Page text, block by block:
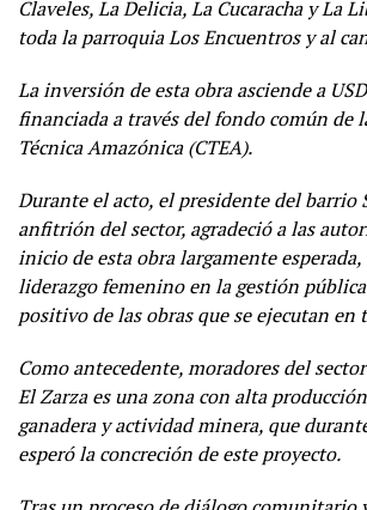
Claveles, La Delicia, La Cucaracha y La
toda la parroquia Los Encuentros y al
La inversión de esta obra asciende a
financiada a través del fondo común de
Técnica Amazónica (CTEA).
Durante el acto, el presidente del barrio
anfitrión del sector, agradeció a las
inicio de esta obra largamente
liderazgo femenino en la gestión
positivo de las obras que se ejecutan en
Como antecedente, moradores del
El Zarza es una zona con alta
ganadera y actividad minera, que
esperó la concreción de este proyecto.